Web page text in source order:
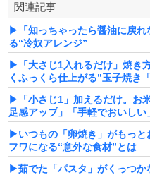
関連記事
▶「知っちゃったら醤油に戻れ
る“冷奴アレンジ”
▶「大さじ1入れるだけ」焼き
くふっくら仕上がる”玉子焼き
▶「小さじ1」加えるだけ。お
足感アップ」「手軽でおいしい
▶いつもの「卵焼き」がもっと
フワになる“意外な食材”とは
▶茹でた「パスタ」がくっつか